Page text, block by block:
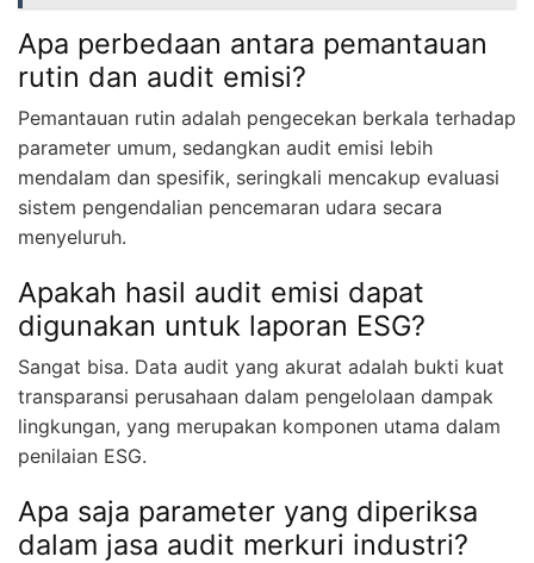
Apa perbedaan antara pemantauan
rutin dan audit emisi?
Pemantauan rutin adalah pengecekan berkala terhadap
parameter umum, sedangkan audit emisi lebih
mendalam dan spesifik, seringkali mencakup evaluasi
sistem pengendalian pencemaran udara secara
menyeluruh.
Apakah hasil audit emisi dapat
digunakan untuk laporan ESG?
Sangat bisa. Data audit yang akurat adalah bukti kuat
transparansi perusahaan dalam pengelolaan dampak
lingkungan, yang merupakan komponen utama dalam
penilaian ESG.
Apa saja parameter yang diperiksa
dalam jasa audit merkuri industri?